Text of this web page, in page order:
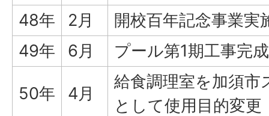
48年
2月
開校百年記念事業実
49年
6月 プール第1期工事完成
50年 4月
給食調理室を加須市
として使用目的変更